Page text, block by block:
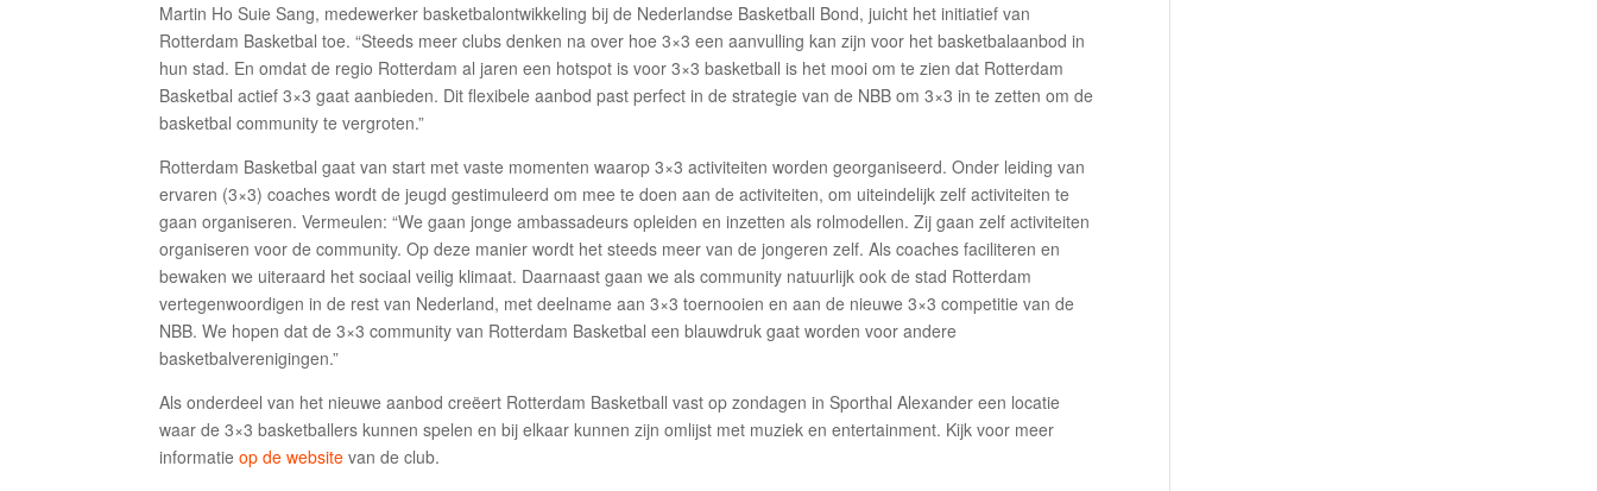
Martin Ho Suie Sang, medewerker basketbalontwikkeling bij de Nederlandse Basketball Bond, juicht het initiatief van
Rotterdam Basketbal toe. “Steeds meer clubs denken na over hoe 3×3 een aanvulling kan zijn voor het basketbalaanbod in
hun stad. En omdat de regio Rotterdam al jaren een hotspot is voor 3×3 basketball is het mooi om te zien dat Rotterdam
Basketbal actief 3×3 gaat aanbieden. Dit flexibele aanbod past perfect in de strategie van de NBB om 3×3 in te zetten om de
basketbal community te vergroten.”
Rotterdam Basketbal gaat van start met vaste momenten waarop 3×3 activiteiten worden georganiseerd. Onder leiding van
ervaren (3×3) coaches wordt de jeugd gestimuleerd om mee te doen aan de activiteiten, om uiteindelijk zelf activiteiten te
gaan organiseren. Vermeulen: “We gaan jonge ambassadeurs opleiden en inzetten als rolmodellen. Zij gaan zelf activiteiten
organiseren voor de community. Op deze manier wordt het steeds meer van de jongeren zelf. Als coaches faciliteren en
bewaken we uiteraard het sociaal veilig klimaat. Daarnaast gaan we als community natuurlijk ook de stad Rotterdam
vertegenwoordigen in de rest van Nederland, met deelname aan 3×3 toernooien en aan de nieuwe 3×3 competitie van de
NBB. We hopen dat de 3×3 community van Rotterdam Basketbal een blauwdruk gaat worden voor andere
basketbalverenigingen.”
Als onderdeel van het nieuwe aanbod creëert Rotterdam Basketball vast op zondagen in Sporthal Alexander een locatie
waar de 3×3 basketballers kunnen spelen en bij elkaar kunnen zijn omlijst met muziek en entertainment. Kijk voor meer
informatieop de website van de club.